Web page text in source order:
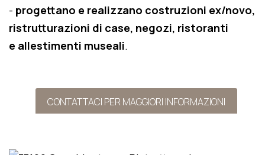
- progettano e realizzano costruzioni ex/novo,
ristrutturazioni di case, negozi, ristoranti
e allestimenti museali.
CONTATTACI PER MAGGIORI INFORMAZIONI